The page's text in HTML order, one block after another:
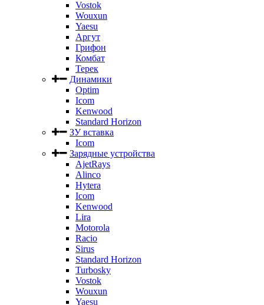
Vostok
Wouxun
Yaesu
Аргут
Грифон
Комбат
Терек
Динамики
Optim
Icom
Kenwood
Standard Horizon
ЗУ вставка
Icom
Зарядные устройства
AjetRays
Alinco
Hytera
Icom
Kenwood
Lira
Motorola
Racio
Sirus
Standard Horizon
Turbosky
Vostok
Wouxun
Yaesu